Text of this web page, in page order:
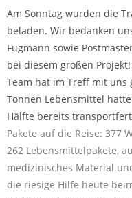
Am Sonntag wurden die
beladen. Wir bedanken
Fugmann sowie
bei diesem großen
Team hat im Treff mit uns
Tonnen Lebensmittel
Hälfte bereits
Pakete auf die Reise: 377
262 Lebensmittelpakete,
medizinisches Material
die riesige Hilfe heute